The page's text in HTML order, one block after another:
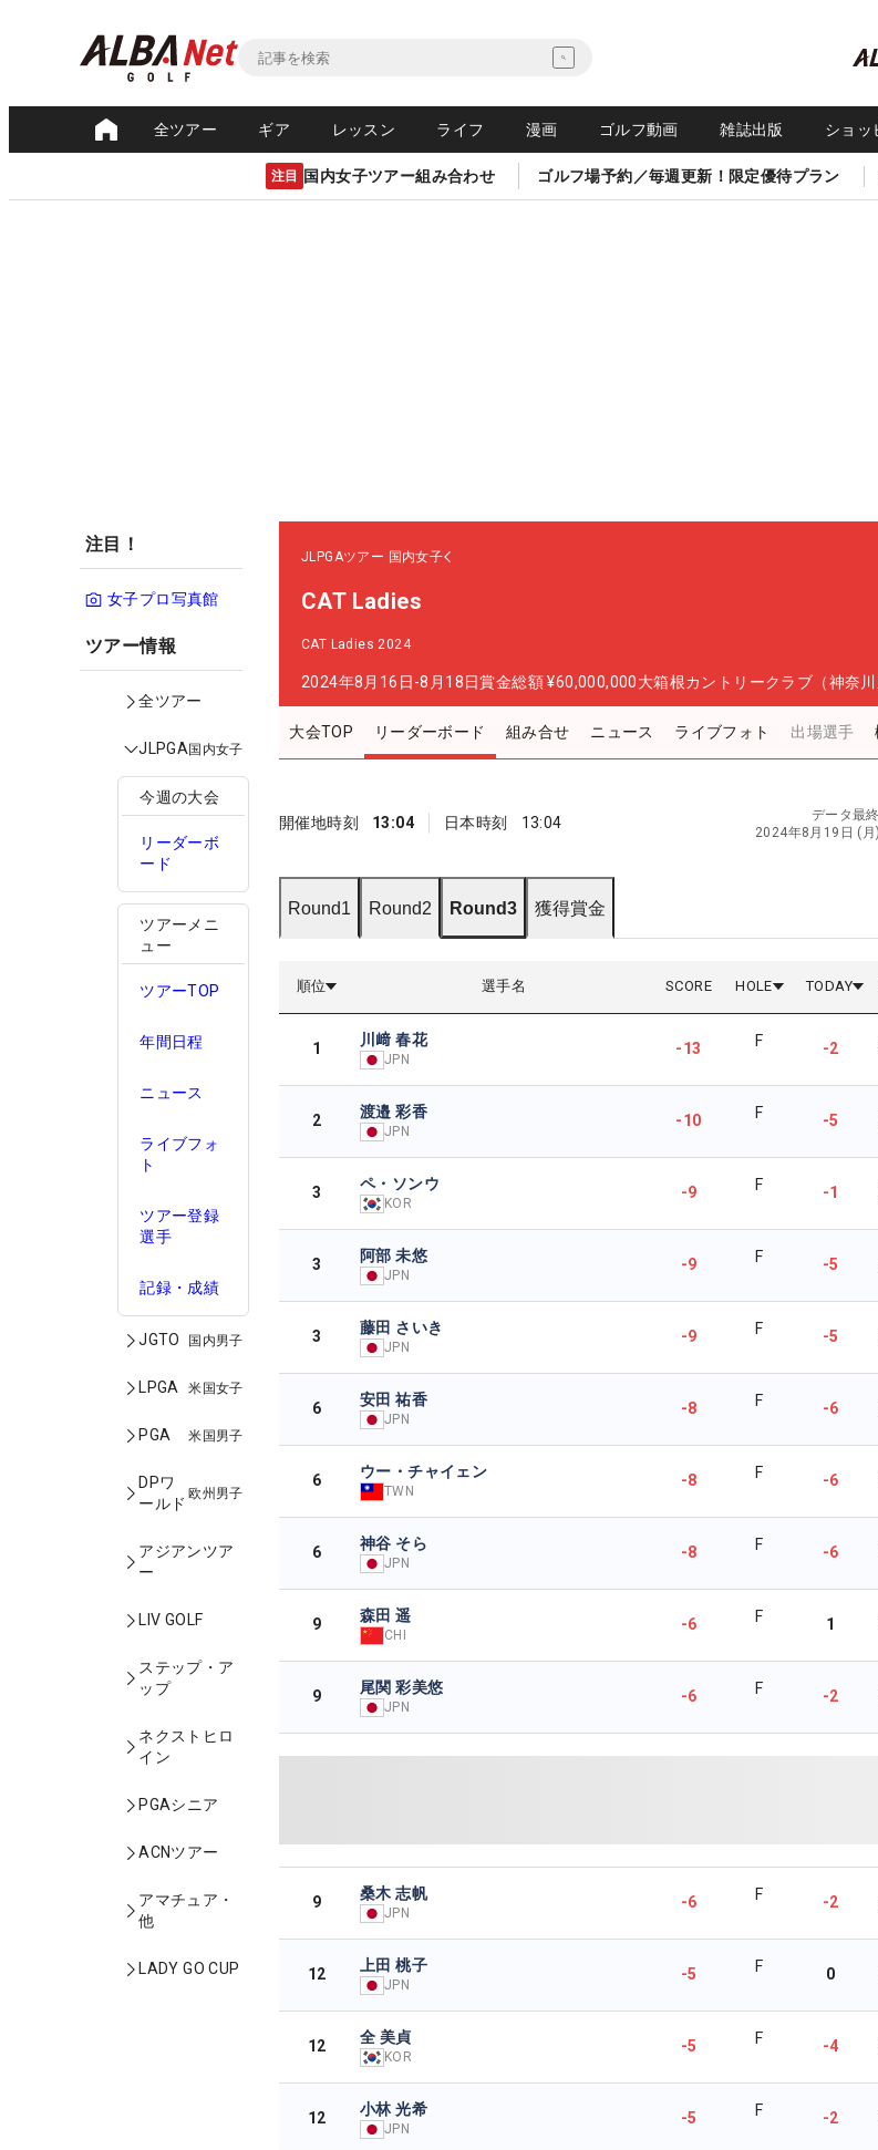
全ツアー ギア レッスン ライフ 漫画 ゴルフ動画 雑誌出版 ショッ
注目 国内女子ツアー組み合わせ ゴルフ場予約／毎週更新！限定優待プラン
注目！
女子プロ写真館
ツアー情報
全ツアー
JLPGA国内女子
今週の大会
リーダーボ
ード
ツアーメニ
ュー
ツアーTOP
年間日程
ニュース
ライブフォ
ト
ツアー登録
選手
記録・成績
JGTO 国内男子
LPGA 米国女子
PGA 米国男子
DPワ
ールド
欧州男子
アジアンツア
ー
LIV GOLF
ステップ・ア
ップ
ネクストヒロ
イン
PGAシニア
ACNツアー
アマチュア・
他
LADY GO CUP
JLPGAツアー 国内女子
CAT Ladies
CAT Ladies 2024
2024年8月16日-8月18日賞金総額 ¥60,000,000大箱根カントリークラブ（神奈川
大会TOP リーダーボード 組み合せ ニュース ライブフォト 出場選手
開催地時刻 13:04 日本時刻 13:04
データ最
2024年8月19日 (
Round1 Round2 Round3 獲得賞金
順位 選手名 SCORE HOLE TODAY
1 川﨑 春花
JPN
-13 F -2
2 渡邉 彩香
JPN
-10 F -5
3 ペ・ソンウ
KOR
-9 F -1
3 阿部 未悠
JPN
-9 F -5
3 藤田 さいき
JPN
-9 F -5
6 安田 祐香
JPN
-8 F -6
6 ウー・チャイェン
TWN
-8 F -6
6 神谷 そら
JPN
-8 F -6
9 森田 遥
CHI
-6 F 1
9 尾関 彩美悠
JPN
-6 F -2
9 桑木 志帆
JPN
-6 F -2
12 上田 桃子
JPN
-5 F 0
12 全 美貞
KOR
-5 F -4
12 小林 光希
JPN
-5 F -2